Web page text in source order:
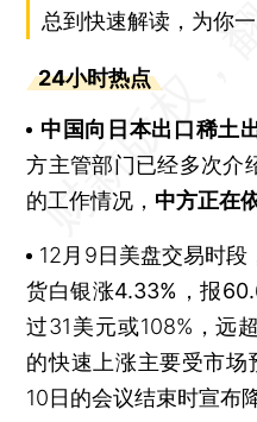
总到快速解读，为你一
24小时热点
中国向日本出口稀土
方主管部门已经多次介
的工作情况， 中方正在
12月9日美盘交易时段
货白银涨4.33% ，报
过31美元或108%，远
的快速上涨主要受市
10日的会议结束时宣布